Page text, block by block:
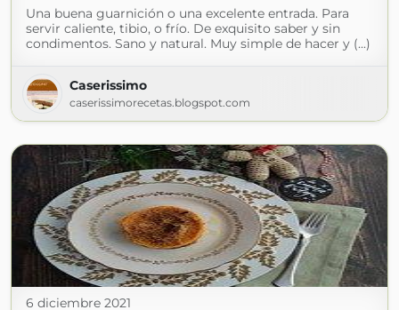
Una buena guarnición o una excelente entrada. Para
servir caliente, tibio, o frío. De exquisito saber y sin
condimentos. Sano y natural. Muy simple de hacer y (...)
Caserissimo
caserissimorecetas.blogspot.com
6 diciembre 2021